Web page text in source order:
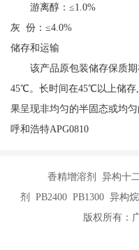
游离醇：≤1.0%
灰 份：≤4.0%
储存和运输
该产品原包装储存保质期
45℃。长时间在45℃以上储存
果呈现非均匀的半固态或均
呼和浩特APG0810
香精增溶剂 异构十
剂 PB2400 PB1300 异构
版权所有：